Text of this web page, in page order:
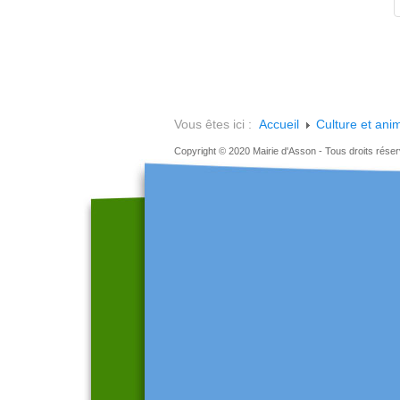
Vous êtes ici : Accueil Culture et
Copyright © 2020 Mairie d'Asson - Tous droits